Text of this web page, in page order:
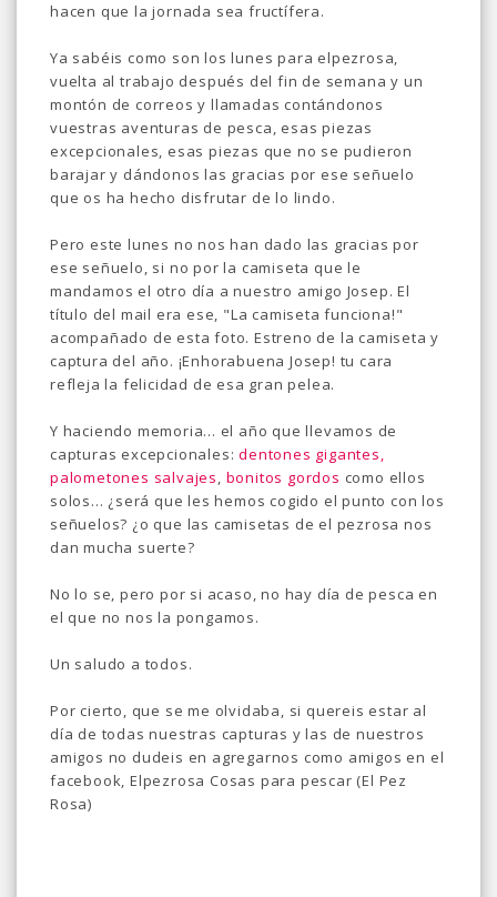
hacen que la jornada sea fructífera.
Ya sabéis como son los lunes para elpezrosa,
vuelta al trabajo después del fin de semana y un
montón de correos y llamadas contándonos
vuestras aventuras de pesca, esas piezas
excepcionales, esas piezas que no se pudieron
barajar y dándonos las gracias por ese señuelo
que os ha hecho disfrutar de lo lindo.
Pero este lunes no nos han dado las gracias por
ese señuelo, si no por la camiseta que le
mandamos el otro día a nuestro amigo Josep. El
título del mail era ese, "La camiseta funciona!"
acompañado de esta foto. Estreno de la camiseta y
captura del año. ¡Enhorabuena Josep! tu cara
refleja la felicidad de esa gran pelea.
Y haciendo memoria... el año que llevamos de
capturas excepcionales:dentones gigantes,
palometones salvajes, bonitos gordos como ellos
solos... ¿será que les hemos cogido el punto con los
señuelos? ¿o que las camisetas de el pezrosa nos
dan mucha suerte?
No lo se, pero por si acaso, no hay día de pesca en
el que no nos la pongamos.
Un saludo a todos.
Por cierto, que se me olvidaba, si quereis estar al
día de todas nuestras capturas y las de nuestros
amigos no dudeis en agregarnos como amigos en el
facebook, Elpezrosa Cosas para pescar (El Pez
Rosa)